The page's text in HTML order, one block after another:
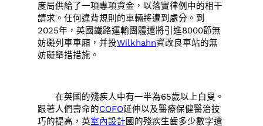
度局供給了一項專項資金，以落實律例中的相干
請求。任何違背規則的車輛將遭到處分。到
2025年，英國鐵路運輸團體還將引進8000節無
妨礙列車車廂，并投Wilkhahn資改良車站的無
妨礙舉措措施。
在英國的殘疾人中有一半為65歲以上白叟。
跟著人們壽命的COFO延伸以及醫療保健醫治技
巧的提高，英室內設計 國的殘疾生齒多少數字還